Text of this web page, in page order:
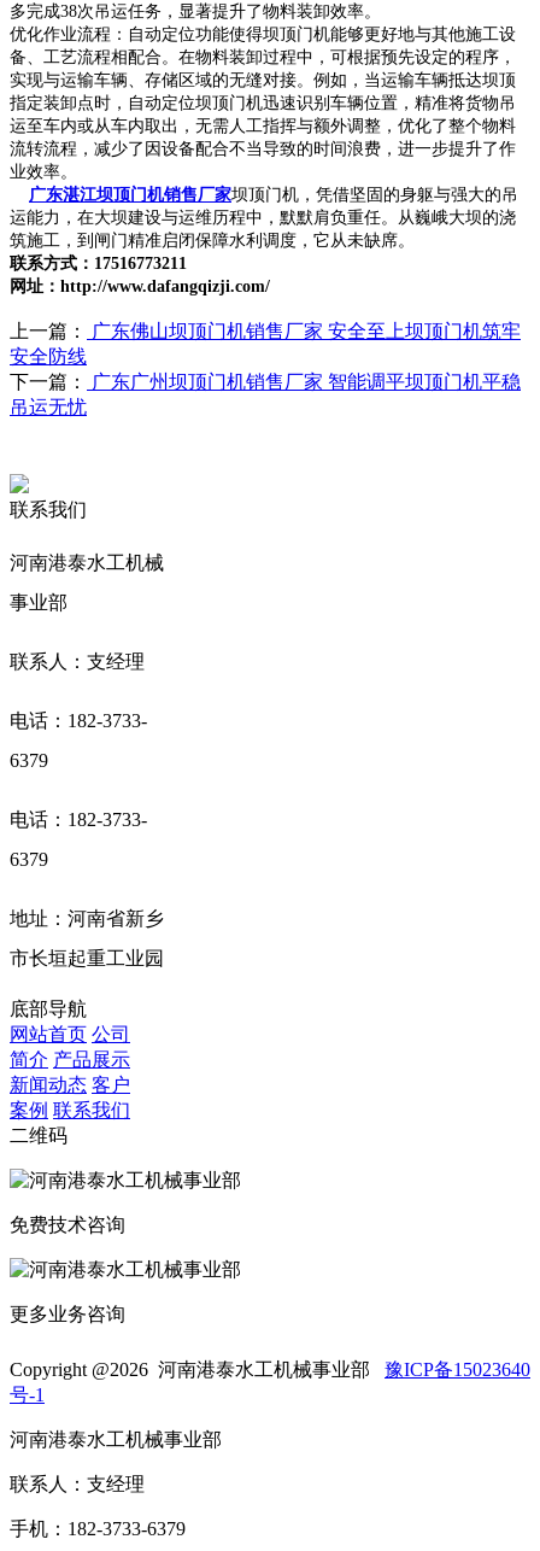
多完成38次吊运任务，显著提升了物料装卸效率。
优化作业流程：自动定位功能使得坝顶门机能够更好地与其他施工设
备、工艺流程相配合。在物料装卸过程中，可根据预先设定的程序，
实现与运输车辆、存储区域的无缝对接。例如，当运输车辆抵达坝顶
指定装卸点时，自动定位坝顶门机迅速识别车辆位置，精准将货物吊
运至车内或从车内取出，无需人工指挥与额外调整，优化了整个物料
流转流程，减少了因设备配合不当导致的时间浪费，进一步提升了作
业效率。
广东湛江坝顶门机销售厂家坝顶门机，凭借坚固的身躯与强大的吊
运能力，在大坝建设与运维历程中，默默肩负重任。从巍峨大坝的浇
筑施工，到闸门精准启闭保障水利调度，它从未缺席。
联系方式：17516773211
网址：http://www.dafangqizji.com/
上一篇：
广东佛山坝顶门机销售厂家 安全至上坝顶门机筑牢
安全防线
下一篇：
广东广州坝顶门机销售厂家 智能调平坝顶门机平稳
吊运无忧
联系我们
河南港泰水工机械
事业部
联系人：支经理
电话：182-3733-
6379
电话：182-3733-
6379
地址：河南省新乡
市长垣起重工业园
底部导航
网站首页 公司
简介 产品展示
新闻动态 客户
案例 联系我们
二维码
免费技术咨询
更多业务咨询
Copyright @2026 河南港泰水工机械事业部 豫ICP备15023640
号-1
河南港泰水工机械事业部
联系人：支经理
手机：182-3733-6379